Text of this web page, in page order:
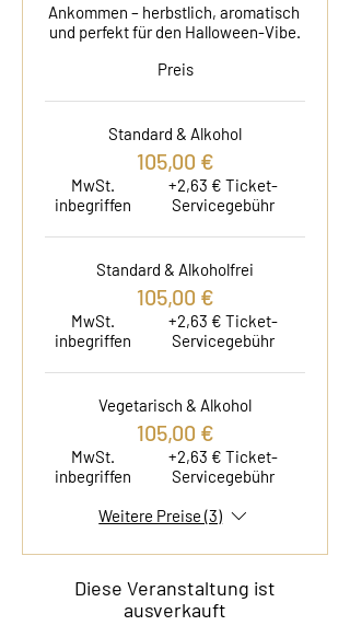
Ankommen – herbstlich, aromatisch
und perfekt für den Halloween-Vibe.
Preis
Standard & Alkohol
105,00 €
MwSt.
inbegriffen
+2,63 € Ticket-
Servicegebühr
Standard & Alkoholfrei
105,00 €
MwSt.
inbegriffen
+2,63 € Ticket-
Servicegebühr
Vegetarisch & Alkohol
105,00 €
MwSt.
inbegriffen
+2,63 € Ticket-
Servicegebühr
Weitere Preise (3)
Diese Veranstaltung ist
ausverkauft